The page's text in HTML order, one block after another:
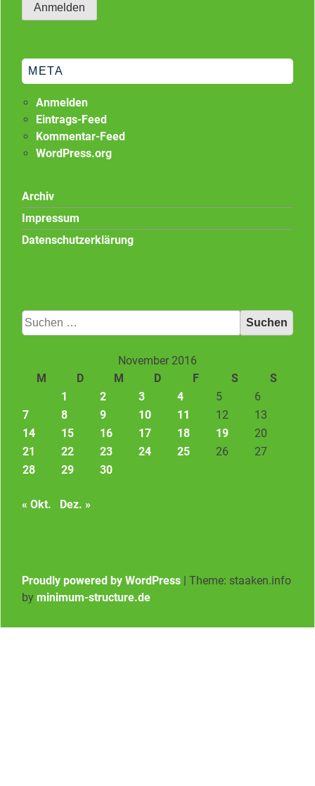
META
Anmelden
Eintrags-Feed
Kommentar-Feed
WordPress.org
Archiv
Impressum
Datenschutzerklärung
Suchen
nach:
November 2016
M
D M D F S
S
1
2 3 4 5
6
7
8 9 10 11 12
13
14
15 16 17 18 19
20
21
22 23 24 25 26
27
28
29 30
« Okt. Dez. »
Proudly powered by WordPress | Theme: staaken.info
by minimum-structure.de